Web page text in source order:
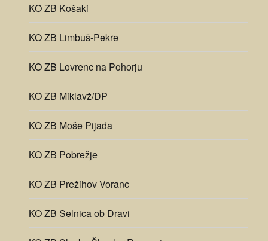
KO ZB Košaki
KO ZB Limbuš-Pekre
KO ZB Lovrenc na Pohorju
KO ZB Miklavž/DP
KO ZB Moše Pijada
KO ZB Pobrežje
KO ZB Prežihov Voranc
KO ZB Selnica ob Dravi